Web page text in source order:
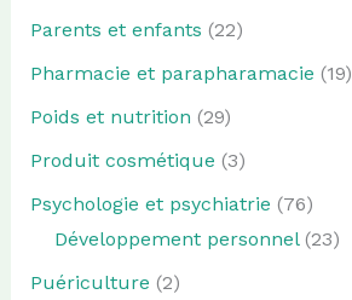
Parents et enfants (22)
Pharmacie et parapharamacie (19)
Poids et nutrition (29)
Produit cosmétique (3)
Psychologie et psychiatrie (76)
Développement personnel(23)
Puériculture (2)